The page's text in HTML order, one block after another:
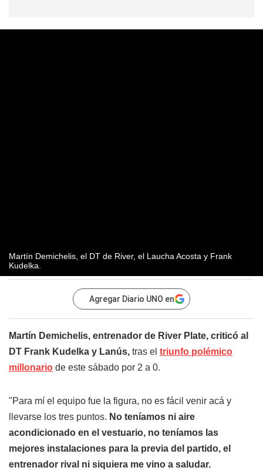
Martín Demichelis, el DT de River, el Laucha Acosta y Frank
Kudelka.
Agregar Diario UNO en
Martín Demichelis, entrenador de River Plate, criticó al
DT Frank Kudelka y Lanús, tras el triunfo polémico
millonario de este sábado por 2 a 0.
"Para mí el equipo fue la figura, no es fácil venir acá y
llevarse los tres puntos. No teníamos ni aire
acondicionado en el vestuario, no teníamos las
mejores instalaciones para la previa del partido, el
entrenador rival ni siquiera me vino a saludar.